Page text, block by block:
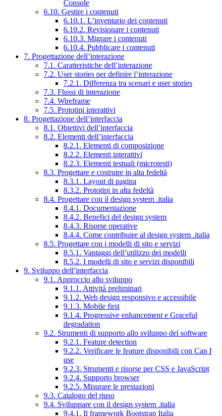
Console
6.10. Gestire i contenuti
6.10.1. L’inventario dei contenuti
6.10.2. Revisionare i contenuti
6.10.3. Migrare i contenuti
6.10.4. Pubblicare i contenuti
7. Progettazione dell’interazione
7.1. Caratteristiche dell’interazione
7.2. User stories per definire l’interazione
7.2.1. Differenza tra scenari e user stories
7.3. Flussi di interazione
7.4. Wireframe
7.5. Prototipi interattivi
8. Progettazione dell’interfaccia
8.1. Obiettivi dell’interfaccia
8.2. Elementi dell’interfaccia
8.2.1. Elementi di composizione
8.2.2. Elementi interattivi
8.2.3. Elementi testuali (microtesti)
8.3. Progettare e costruire in alta fedeltà
8.3.1. Layout di pagina
8.3.2. Prototipi in alta fedeltà
8.4. Progettare con il design system .italia
8.4.1. Documentazione
8.4.2. Benefici del design system
8.4.3. Risorse operative
8.4.4. Come contribuire al design system .italia
8.5. Progettare con i modelli di sito e servizi
8.5.1. Vantaggi dell’utilizzo dei modelli
8.5.2. I modelli di sito e servizi disponibili
9. Sviluppo dell’interfaccia
9.1. Approccio allo sviluppo
9.1.1. Attività preliminari
9.1.2. Web design responsivo e accessibile
9.1.3. Mobile first
9.1.4. Progressive enhancement e Graceful
degradation
9.2. Strumenti di supporto allo sviluppo del software
9.2.1. Feature detection
9.2.2. Verificare le feature disponibili con Can I
use
9.2.3. Strumenti e risorse per CSS e JavaScript
9.2.4. Supporto browser
9.2.5. Misurare le prestazioni
9.3. Catalogo del riuso
9.4. Sviluppare con il design system .italia
9.4.1. Il framework Bootstrap Italia